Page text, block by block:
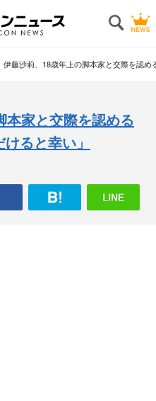
伊藤沙莉、18歳年上の脚本家と交際を認
家と交際を認める
ると幸い」